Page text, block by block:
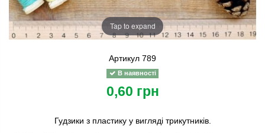
Tap to expand
Артикул 789
В наявності
0,60 грн
Гудзики з пластику у вигляді трикутників.